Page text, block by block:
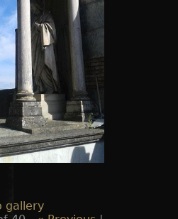
gallery